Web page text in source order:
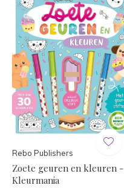
Rebo Publishers
Zoete geuren en kleuren -
Kleurmania